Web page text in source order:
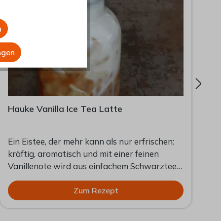
Hauke Vanilla Ice Tea Latte
Ein Eistee, der mehr kann als nur erfrischen:
kräftig, aromatisch und mit einer feinen
Vanillenote wird aus einfachem Schwarztee
ein cremiger Iced Tea Latte. Die Basis
bildet Hauke No. 02, ein Breakfast Tea aus
Südindien, Ceylon und Darjeeling. Seine
Zum Rezept